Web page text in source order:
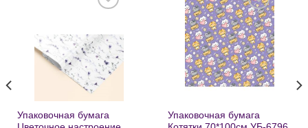
желаний
Упаковочная бумага
Добавить
в список
желаний
Упаковочная бумага